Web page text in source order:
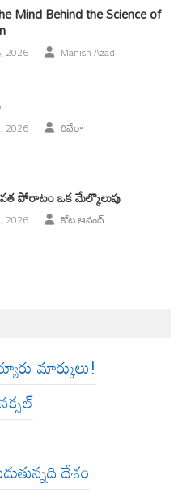
Mind Behind the Science of
2026 Manish Azad
2026 రివేరా
పోరాటం ఒక మేల్కొలుపు
2026 కోట ఆనంద్
మార్కులు!
దేశం